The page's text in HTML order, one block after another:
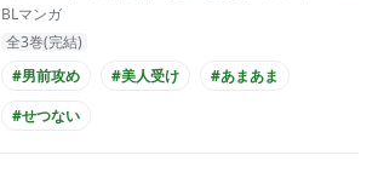
BLマンガ
全3巻(完結)
#男前攻め
#美人受け
#あまあま
#せつない